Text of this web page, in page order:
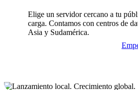
Elige un servidor cercano a tu
carga. Contamos con centros de
Asia y Sudamérica.